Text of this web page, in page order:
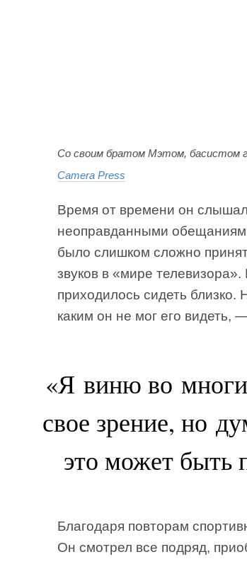
Со своим братом Мэтом, басистом
Camera Press
Время от времени он
неоправданными
было слишком сложно
звуков в «мире
приходилось сидеть
каким он не мог его видеть,
«Я виню во
свое зрение, но
это может быть
Благодаря повторам
Он смотрел все подряд,